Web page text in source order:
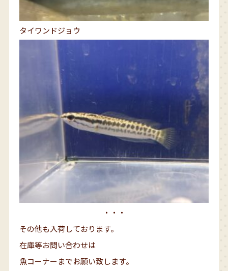
タイワンドジョウ
・・・
その他も入荷しております。
在庫等お問い合わせは
魚コーナーまでお願い致します。